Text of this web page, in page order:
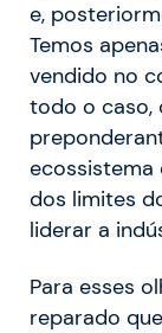
e,
Temos
vendido no
todo o caso,
ecossistema
dos limites
liderar a
Para esses
reparado